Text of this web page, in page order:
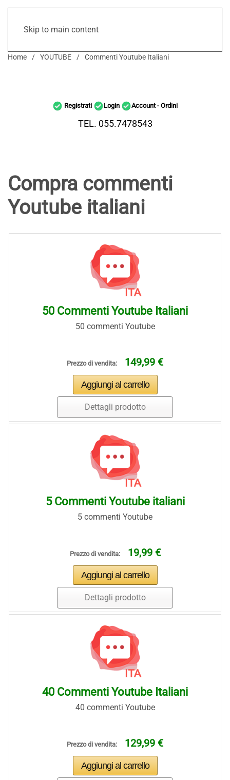
Skip to main content
Home YOUTUBE Commenti Youtube Italiani
Registrati Login Account - Ordini
TEL. 055.7478543
Compra commenti
Youtube italiani
50 Commenti Youtube Italiani
50 commenti Youtube
Prezzo di vendita: 149,99 €
Dettagli prodotto
5 Commenti Youtube italiani
5 commenti Youtube
Prezzo di vendita: 19,99 €
Dettagli prodotto
40 Commenti Youtube Italiani
40 commenti Youtube
Prezzo di vendita: 129,99 €